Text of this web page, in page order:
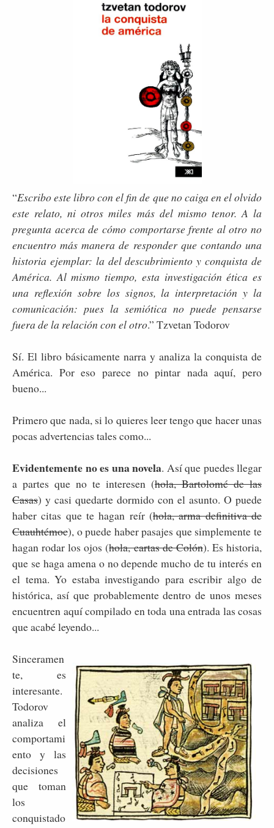
“Escribo este libro con el fin de que no caiga en el olvido
este relato, ni otros miles más del mismo tenor. A la
pregunta acerca de cómo comportarse frente al otro no
encuentro más manera de responder que contando una
historia ejemplar: la del descubrimiento y conquista de
América. Al mismo tiempo, esta investigación ética es
una reflexión sobre los signos, la interpretación y la
comunicación: pues la semiótica no puede pensarse
fuera de la relación con el otro.” Tzvetan Todorov
Sí. El libro básicamente narra y analiza la conquista de
América. Por eso parece no pintar nada aquí, pero
bueno...
Primero que nada, si lo quieres leer tengo que hacer unas
pocas advertencias tales como...
Evidentemente no es una novela. Así que puedes llegar
a partes que no te interesen (hola, Bartolomé de las
Casas) y casi quedarte dormido con el asunto. O puede
haber citas que te hagan reír (hola, arma definitiva de
Cuauhtémoc), o puede haber pasajes que simplemente te
hagan rodar los ojos (hola, cartas de Colón). Es historia,
que se haga amena o no depende mucho de tu interés en
el tema. Yo estaba investigando para escribir algo de
histórica, así que probablemente dentro de unos meses
encuentren aquí compilado en toda una entrada las cosas
que acabé leyendo...
Sinceramen
te, es
interesante.
Todorov
analiza el
comportami
ento y las
decisiones
que toman
los
conquistado